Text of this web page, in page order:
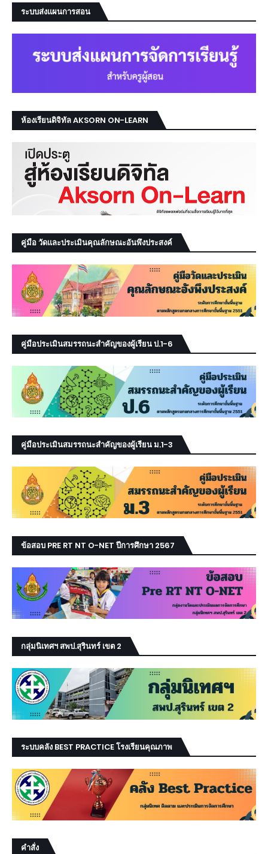
ระบบส่งแผนการสอน
ห้องเรียนดิจิทัล AKSORN ON-LEARN
คู่มือ วัดและประเมินคุณลักษณะอันพึงประสงค์
คู่มือประเมินสมรรถนะสำคัญของผู้เรียน ป.1-6
คู่มือประเมินสมรรถนะสำคัญของผู้เรียน ม.1-3
ข้อสอบ PRE RT NT O-NET ปีการศึกษา 2567
กลุ่มนิเทศฯ สพป.สุรินทร์ เขต 2
ระบบคลัง BEST PRACTICE โรงเรียนคุณภาพ
คำสั่ง